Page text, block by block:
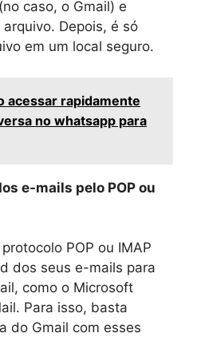
caso, o Gmail) e
Depois, é só
em um local seguro.
acessar rapidamente
no whatsapp para
e-mails pelo POP ou
POP ou IMAP
dos seus e-mails para
como o Microsoft
Para isso, basta
do Gmail com esses